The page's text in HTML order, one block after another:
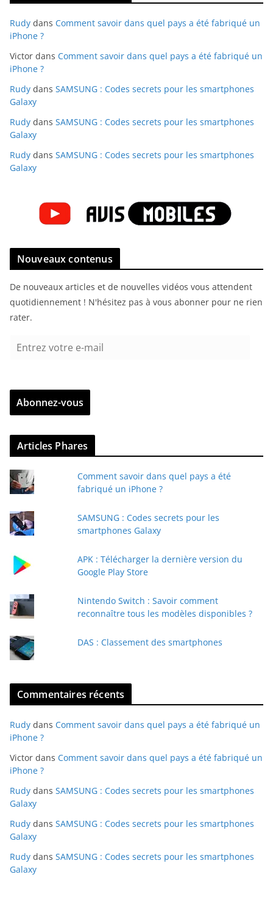
Rudy dans Comment savoir dans quel pays a été fabriqué un
iPhone ?
Victor dans Comment savoir dans quel pays a été fabriqué un
iPhone ?
Rudy dans SAMSUNG : Codes secrets pour les smartphones
Galaxy
Rudy dans SAMSUNG : Codes secrets pour les smartphones
Galaxy
Rudy dans SAMSUNG : Codes secrets pour les smartphones
Galaxy
Nouveaux contenus
De nouveaux articles et de nouvelles vidéos vous attendent
quotidiennement ! N'hésitez pas à vous abonner pour ne rien
rater.
r
z
v
r
e
e
a
Abonnez-vous
Articles Phares
Comment savoir dans quel pays a été
fabriqué un iPhone ?
SAMSUNG : Codes secrets pour les
smartphones Galaxy
APK : Télécharger la dernière version du
Google Play Store
Nintendo Switch : Savoir comment
reconnaître tous les modèles disponibles ?
DAS : Classement des smartphones
Commentaires récents
Rudy dans Comment savoir dans quel pays a été fabriqué un
iPhone ?
Victor dans Comment savoir dans quel pays a été fabriqué un
iPhone ?
Rudy dans SAMSUNG : Codes secrets pour les smartphones
Galaxy
Rudy dans SAMSUNG : Codes secrets pour les smartphones
Galaxy
Rudy dans SAMSUNG : Codes secrets pour les smartphones
Galaxy